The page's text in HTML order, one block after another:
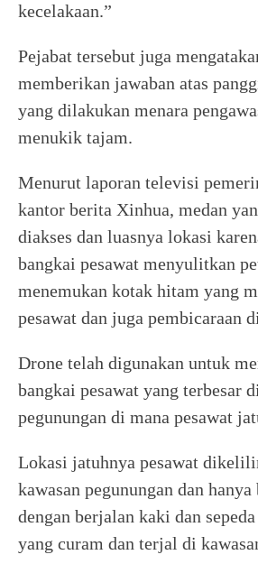
kecelakaan.”
Pejabat tersebut juga
memberikan jawaban atas
yang dilakukan menara
menukik tajam.
Menurut laporan televisi
kantor berita Xinhua, medan
diakses dan luasnya lokasi
bangkai pesawat menyulitkan
menemukan kotak hitam yang
pesawat dan juga pembicaraan
Drone telah digunakan untuk
bangkai pesawat yang terbesar
pegunungan di mana pesawat
Lokasi jatuhnya pesawat
kawasan pegunungan dan
dengan berjalan kaki dan
yang curam dan terjal di